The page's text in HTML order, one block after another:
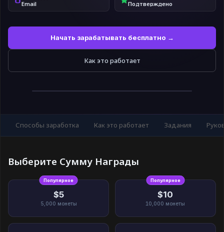
Email Подтверждено
Начать зарабатывать бесплатно →
Как это работает
Способы заработка Как это работает Задания
Выберите Сумму Награды
Популярное
$5
5,000 монеты
Популярное
$10
10,000 монеты